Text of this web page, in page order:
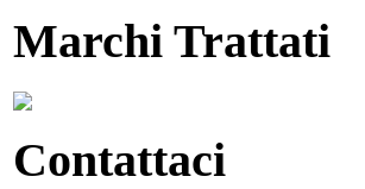
Marchi Trattati
Contattaci